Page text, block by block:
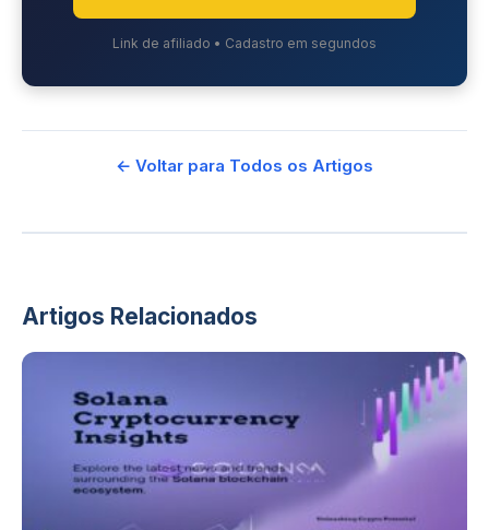
Link de afiliado • Cadastro em segundos
← Voltar para Todos os Artigos
Artigos Relacionados